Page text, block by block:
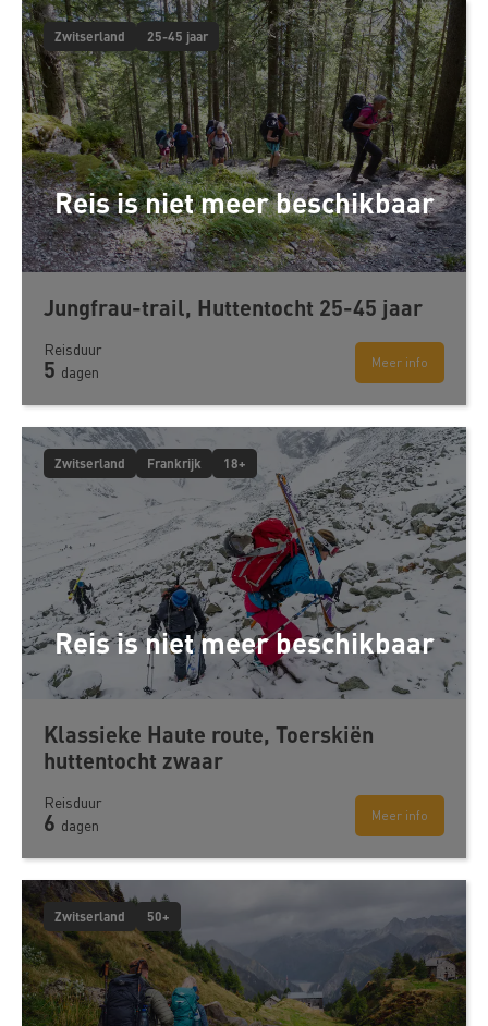
Reis is niet meer beschikbaar
Zwitserland 25-45 jaar
Jungfrau-trail, Huttentocht 25-45 jaar
Meer info
Reisduur
5 dagen
Reis is niet meer beschikbaar
Zwitserland Frankrijk 18+
Klassieke Haute route, Toerskiën
huttentocht zwaar
Meer info
Reisduur
6 dagen
Zwitserland 50+